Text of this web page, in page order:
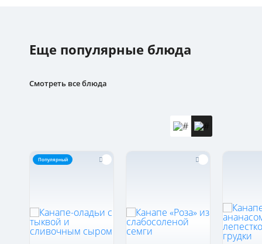
Еще популярные блюда
Смотреть все блюда
Популярный